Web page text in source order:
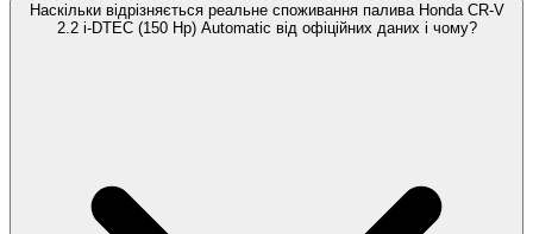
Наскільки відрізняється реальне споживання палива Honda CR-V
2.2 i-DTEC (150 Hp) Automatic від офіційних даних і чому?